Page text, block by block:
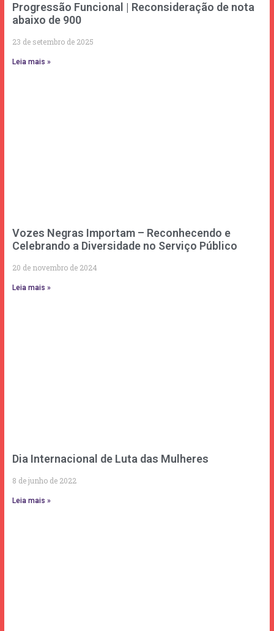
Progressão Funcional | Reconsideração de nota
abaixo de 900
23 de setembro de 2025
Leia mais »
Vozes Negras Importam – Reconhecendo e
Celebrando a Diversidade no Serviço Público
20 de novembro de 2024
Leia mais »
Dia Internacional de Luta das Mulheres
8 de junho de 2022
Leia mais »